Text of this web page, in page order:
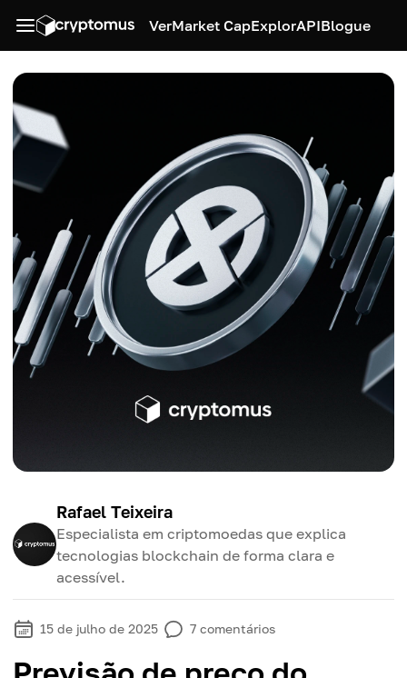
VerMarket CapExplorAPIBlogue
Rafael Teixeira
Especialista em criptomoedas que explica
tecnologias blockchain de forma clara e
acessível.
15 de julho de 2025 7 comentários